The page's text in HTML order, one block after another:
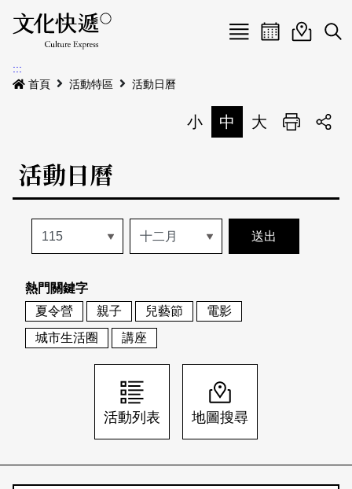
Menu
最新公告
本期專題
歷史專題
活動特區
活動列表
地圖搜尋
關於我們
關於我們
刊物索取地點
會員基本資料
刊登活動
網站導覽 English
日本語 登入/註冊
活動日曆活動地圖
展
:::
首頁
活動特區 活動日曆
小 中 大 列印
活動日曆
熱門關鍵字
夏令營
親子 兒藝節
電影
城市生活圈
講座
活動列表 地圖搜尋